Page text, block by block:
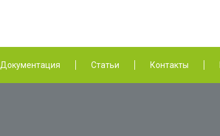
Документация Статьи Контакты